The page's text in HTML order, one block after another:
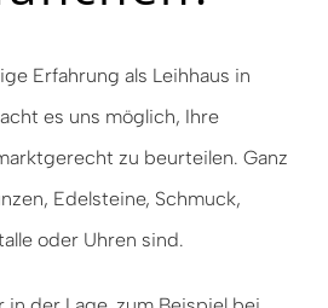
Erfahrung als Leihhaus in
es uns möglich, Ihre
zu beurteilen. Ganz
Edelsteine, Schmuck,
oder Uhren sind.